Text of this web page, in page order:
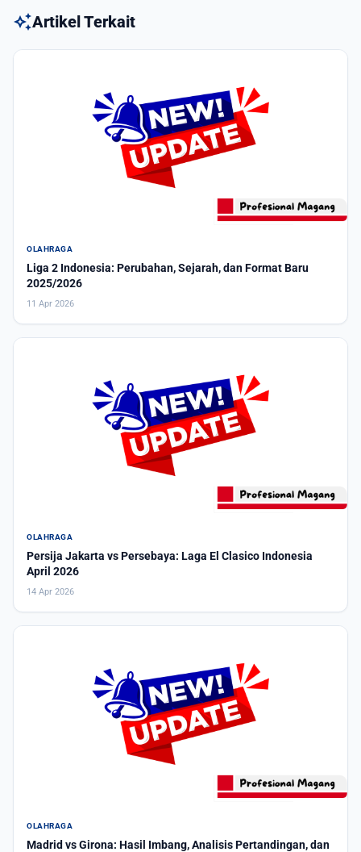
auto_awesomeArtikel Terkait
OLAHRAGA
Liga 2 Indonesia: Perubahan, Sejarah, dan Format Baru
2025/2026
11 Apr 2026
OLAHRAGA
Persija Jakarta vs Persebaya: Laga El Clasico Indonesia
April 2026
14 Apr 2026
OLAHRAGA
Madrid vs Girona: Hasil Imbang, Analisis Pertandingan, dan